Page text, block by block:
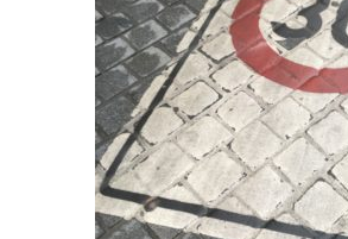
07 août 2026Consulter l'article
Deux mineurs
vol à main armée
commerce bruxellois